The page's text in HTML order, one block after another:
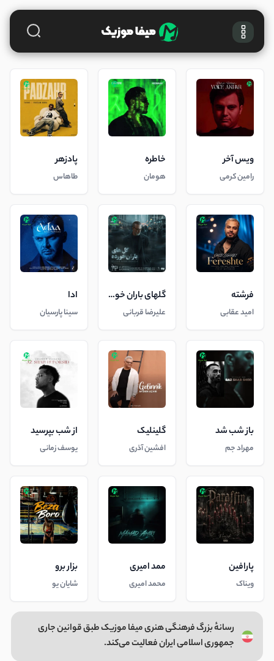
ویس آخر
رامین کرمی
خاطره
هومان
پادزهر
طاهاس
فرشته
امید عقابی
گلهای باران خورده
علیرضا قربانی
ادا
سینا پارسیان
باز شب شد
مهراد جم
گلینلیک
افشین آذری
از شب بپرسید
یوسف زمانی
پارافین
ویناک
ممد امیری
محمد امیری
بزار برو
شایان یو
رسانهٔ بزرگ فرهنگی هنری میفا موزیک طبق قوانین جاری
جمهوری اسلامی ایران فعالیت می‌کند.